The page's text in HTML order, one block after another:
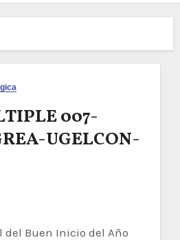
007-
UGELCON-